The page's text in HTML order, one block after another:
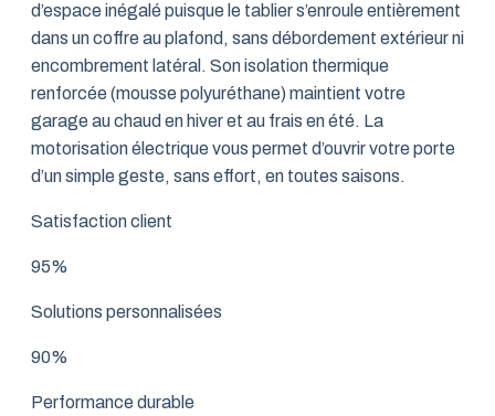
d’espace inégalé puisque le tablier s’enroule entièrement
dans un coffre au plafond, sans débordement extérieur ni
encombrement latéral. Son isolation thermique
renforcée (mousse polyuréthane) maintient votre
garage au chaud en hiver et au frais en été. La
motorisation électrique vous permet d’ouvrir votre porte
d’un simple geste, sans effort, en toutes saisons.
Satisfaction client
95%
Solutions personnalisées
90%
Performance durable